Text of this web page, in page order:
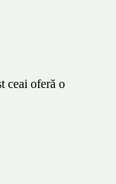
ceai oferă o